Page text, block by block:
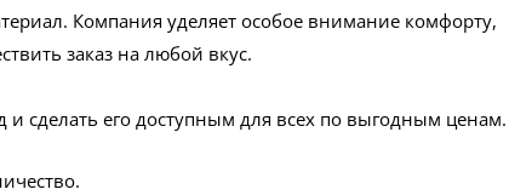
Компания уделяет особое внимание комфорту,
заказ на любой вкус.
сделать его доступным для всех по выгодным ценам.